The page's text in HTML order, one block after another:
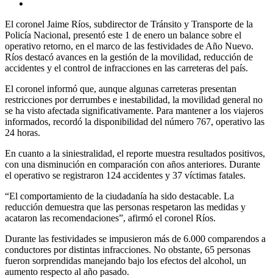
El coronel Jaime Ríos, subdirector de Tránsito y Transporte de la
Policía Nacional, presentó este 1 de enero un balance sobre el
operativo retorno, en el marco de las festividades de Año Nuevo.
Ríos destacó avances en la gestión de la movilidad, reducción de
accidentes y el control de infracciones en las carreteras del país.
El coronel informó que, aunque algunas carreteras presentan
restricciones por derrumbes e inestabilidad, la movilidad general no
se ha visto afectada significativamente. Para mantener a los viajeros
informados, recordó la disponibilidad del número 767, operativo las
24 horas.
En cuanto a la siniestralidad, el reporte muestra resultados positivos,
con una disminución en comparación con años anteriores. Durante
el operativo se registraron 124 accidentes y 37 víctimas fatales.
“El comportamiento de la ciudadanía ha sido destacable. La
reducción demuestra que las personas respetaron las medidas y
acataron las recomendaciones”, afirmó el coronel Ríos.
Durante las festividades se impusieron más de 6.000 comparendos a
conductores por distintas infracciones. No obstante, 65 personas
fueron sorprendidas manejando bajo los efectos del alcohol, un
aumento respecto al año pasado.